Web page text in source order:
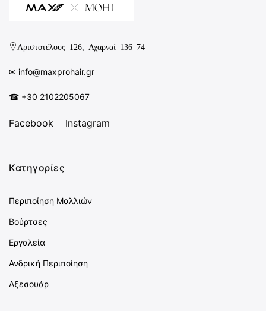
Αριστοτέλους 126, Αχαρναί 136 74
✉︎ info@maxprohair.gr
☎ +30 2102205067
Facebook Instagram
Κατηγορίες
Περιποίηση Μαλλιών
Βούρτσες
Εργαλεία
Ανδρική Περιποίηση
Αξεσουάρ